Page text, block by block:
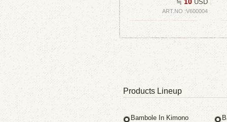
≒
USD
ART.NO :V600004
Products Lineup
Bambole In Kimono